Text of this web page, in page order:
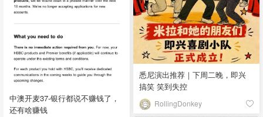
中澳开麦37-银行都说不赚钱了，
还有啥赚钱
悉尼演出推荐｜下周二晚，即兴
搞笑 笑到失控
RollingDonkey